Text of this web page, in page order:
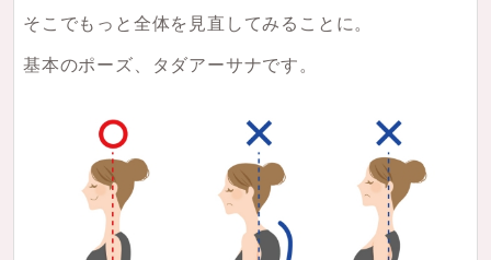
そこでもっと全体を見直してみることに。
基本のポーズ、タダアーサナです。